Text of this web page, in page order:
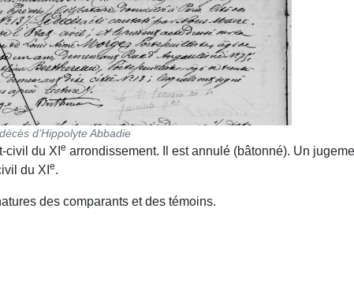
d’Hippolyte Abbadie
civil du XI e arrondissement. Il est annulé (bâtonné). Un
du XI e.
des comparants et des témoins.